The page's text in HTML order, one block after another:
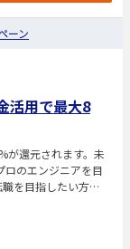
ーン
活用で最大8
が還元されます。未
ロのエンジニアを目
を目指したい方や
円）が補助金として
ます。